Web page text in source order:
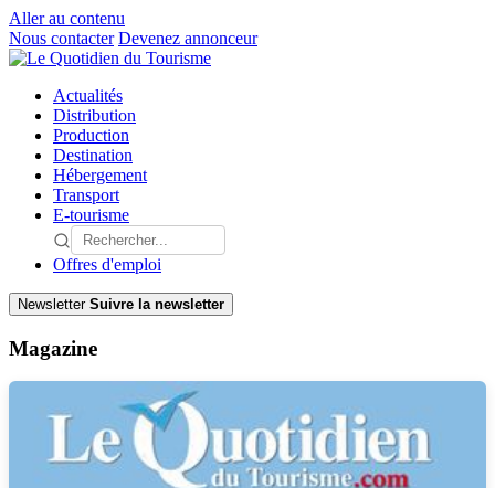
Aller au contenu
Nous contacter Devenez annonceur
Actualités
Distribution
Production
Destination
Hébergement
Transport
E-tourisme
Offres d'emploi
Newsletter Suivre la newsletter
Magazine